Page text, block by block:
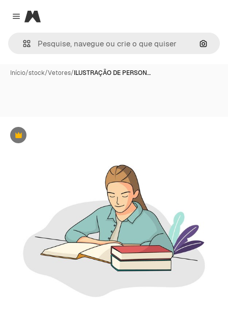
Close menu
Magnific
Início/stock/Vetores/ILUSTRAÇÃO DE PERSON…
Premium